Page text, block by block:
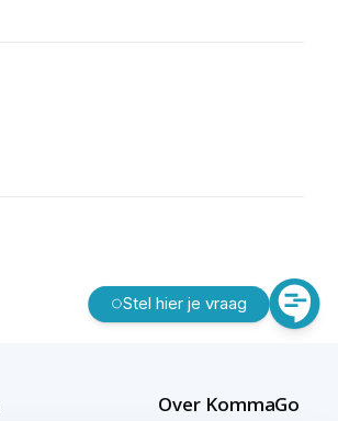
Stel hier je vraag
Over KommaGo